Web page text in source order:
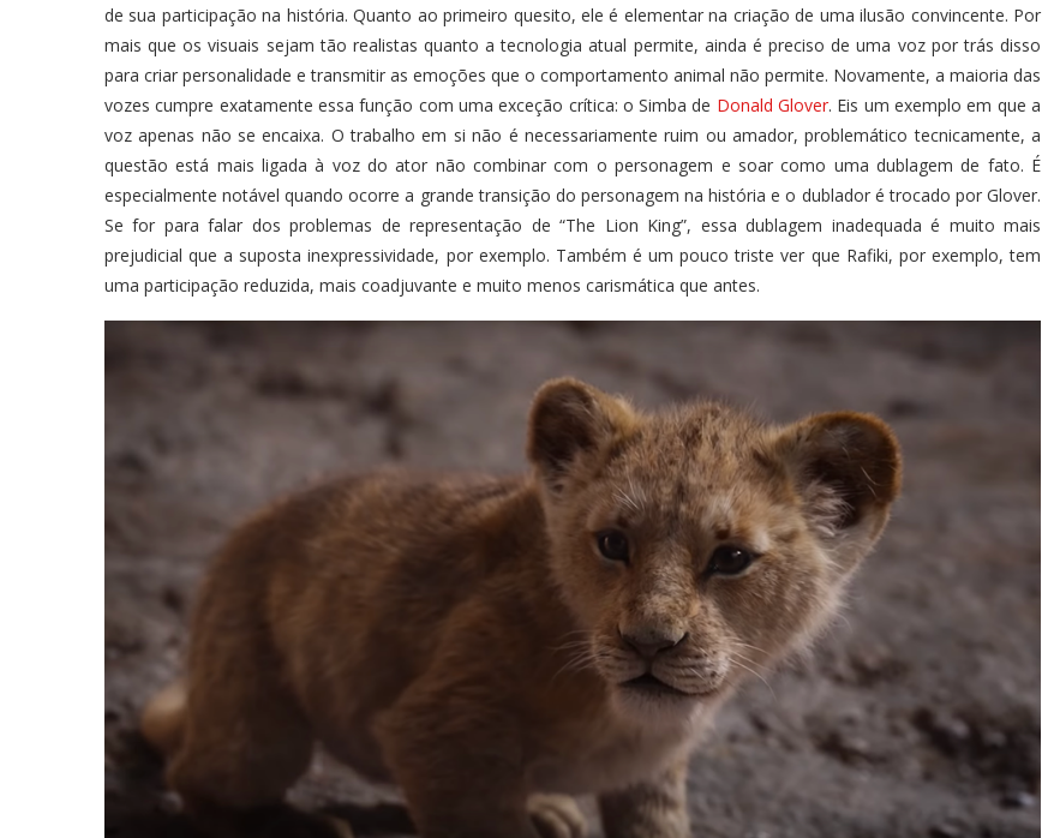
de sua participação na história. Quanto ao primeiro quesito, ele é elementar na criação de uma ilusão convincente. Por
mais que os visuais sejam tão realistas quanto a tecnologia atual permite, ainda é preciso de uma voz por trás disso
para criar personalidade e transmitir as emoções que o comportamento animal não permite. Novamente, a maioria das
vozes cumpre exatamente essa função com uma exceção crítica: o Simba de Donald Glover. Eis um exemplo em que a
voz apenas não se encaixa. O trabalho em si não é necessariamente ruim ou amador, problemático tecnicamente, a
questão está mais ligada à voz do ator não combinar com o personagem e soar como uma dublagem de fato. É
especialmente notável quando ocorre a grande transição do personagem na história e o dublador é trocado por Glover.
Se for para falar dos problemas de representação de “The Lion King”, essa dublagem inadequada é muito mais
prejudicial que a suposta inexpressividade, por exemplo. Também é um pouco triste ver que Rafiki, por exemplo, tem
uma participação reduzida, mais coadjuvante e muito menos carismática que antes.